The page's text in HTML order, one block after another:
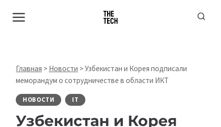
Главная > Новости >Узбекистан и Корея подписали
меморандум о сотрудничестве в области ИКТ
НОВОСТИ IT
Узбекистан и Корея